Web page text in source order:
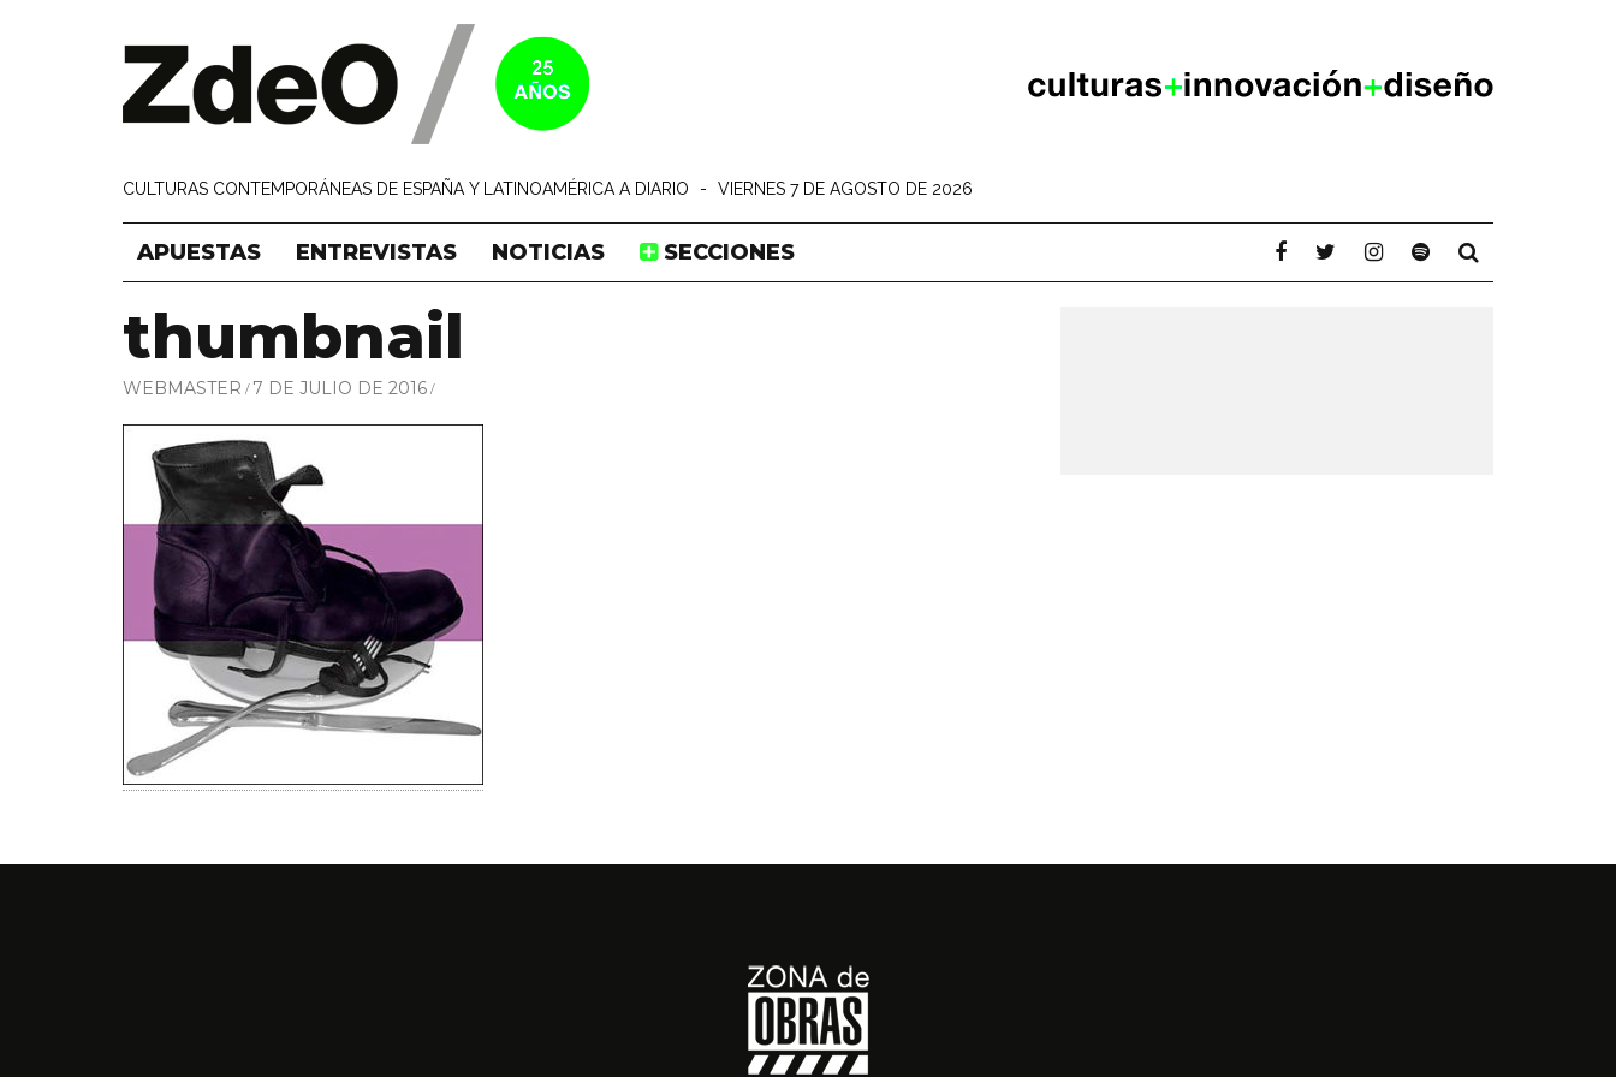
CULTURAS CONTEMPORÁNEAS DE ESPAÑA Y LATINOAMÉRICA A DIARIO - VIERNES 7 DE AGOSTO DE 2026
APUESTAS ENTREVISTAS NOTICIAS SECCIONES
thumbnail
WEBMASTER 7 DE JULIO DE 2016